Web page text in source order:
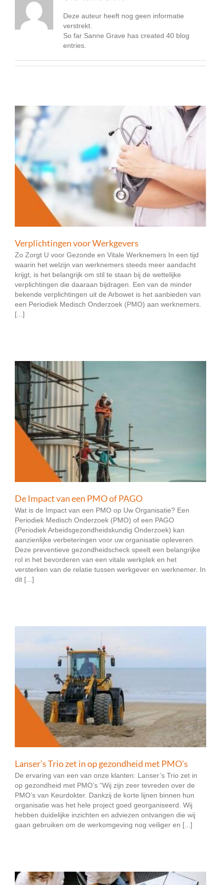
Deze auteur heeft nog geen informatie
verstrekt.
So far Sanne Grave has created 40 blog
entries.
Verplichtingen voor Werkgevers
Zo Zorgt U voor Gezonde en Vitale Werknemers In een tijd
waarin het welzijn van werknemers steeds meer aandacht
krijgt, is het belangrijk om stil te staan bij de wettelijke
verplichtingen die daaraan bijdragen. Een van de minder
bekende verplichtingen uit de Arbowet is het aanbieden van
een Periodiek Medisch Onderzoek (PMO) aan werknemers.
[...]
De Impact van een PMO of PAGO
Wat is de Impact van een PMO op Uw Organisatie? Een
Periodiek Medisch Onderzoek (PMO) of een PAGO
(Periodiek Arbeidsgezondheidskundig Onderzoek) kan
aanzienlijke verbeteringen voor uw organisatie opleveren.
Deze preventieve gezondheidscheck speelt een belangrijke
rol in het bevorderen van een vitale werkplek en het
versterken van de relatie tussen werkgever en werknemer. In
dit [...]
Lanser’s Trio zet in op gezondheid met PMO’s
De ervaring van een van onze klanten: Lanser’s Trio zet in
op gezondheid met PMO’s “Wij zijn zeer tevreden over de
PMO’s van Keurdokter. Dankzij de korte lijnen binnen hun
organisatie was het hele project goed georganiseerd. Wij
hebben duidelijke inzichten en adviezen ontvangen die wij
gaan gebruiken om de werkomgeving nog veiliger en [...]